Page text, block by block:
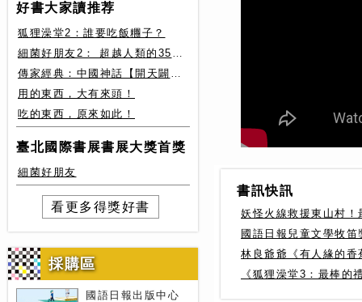
好書大家讀推荐
狐狸澡堂2：誰要吃飯糰子？
細菌好朋友2： 超越人類的35種細菌生存絕技
傳家經典：中國神話【開天闢地篇】盤古、女媧還有奇珍異獸
用的東西，大有來頭！
吃的東西，原來如此！
臺北國際書展書展大獎首獎
細菌好朋友
看更多得獎好書
採購區
國語日報出版中心
書訊快訊
妖怪火線救援東山村
國語日報兒童文學牧
林良爺爺《有人緣的
《狐狸澡堂3：最棒的